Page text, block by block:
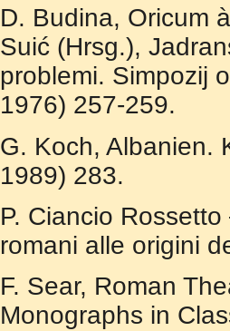
D. Budina, Oricum
Suić (Hrsg.),
problemi. Simpozij
1976) 257-259.
G. Koch, Albanien.
1989) 283.
P. Ciancio
romani alle origini
F. Sear, Roman
Monographs in